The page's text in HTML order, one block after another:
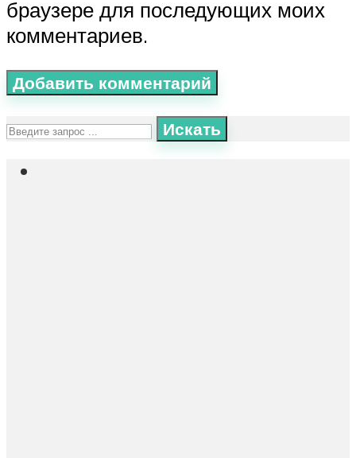
браузере для последующих моих
комментариев.
Искать